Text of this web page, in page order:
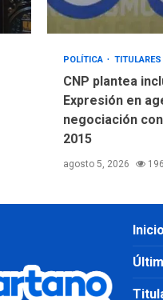
POLÍTICA TITULARES
CNP plantea
Expresión en
negociación
2015
agosto 5, 2026 196
Inicio